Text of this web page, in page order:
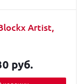
Artist,
руб.